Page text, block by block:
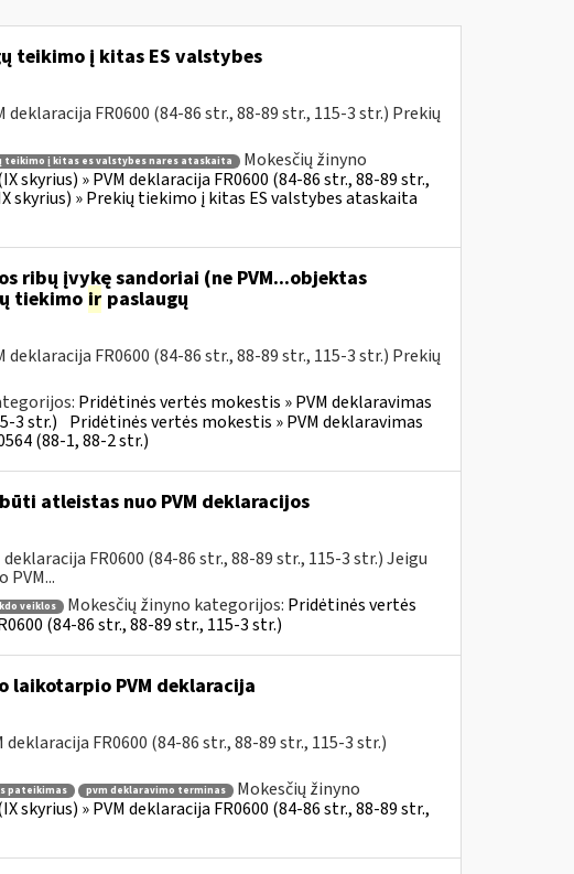
teikimo į kitas ES valstybes
FR0600 (84-86 str., 88-89 str., 115-3 str.) Prekių
į kitas es valstybes nares ataskaita
Mokesčių žinyno
skyrius) » PVM deklaracija FR0600 (84-86 str., 88-89 str.,
skyrius) » Prekių tiekimo į kitas ES valstybes ataskaita
ribų įvykę sandoriai (ne PVM...objektas
tiekimo irpaslaugų
FR0600 (84-86 str., 88-89 str., 115-3 str.) Prekių
Pridėtinės vertės mokestis » PVM deklaravimas
3 str.) Pridėtinės vertės mokestis » PVM deklaravimas
(88-1, 88-2 str.)
atleistas nuo PVM deklaracijos
FR0600 (84-86 str., 88-89 str., 115-3 str.) Jeigu
veiklos Mokesčių žinyno kategorijos: Pridėtinės vertės
(84-86 str., 88-89 str., 115-3 str.)
PVM deklaracija
FR0600 (84-86 str., 88-89 str., 115-3 str.)
pateikimas pvm deklaravimo terminas
Mokesčių žinyno
skyrius) » PVM deklaracija FR0600 (84-86 str., 88-89 str.,